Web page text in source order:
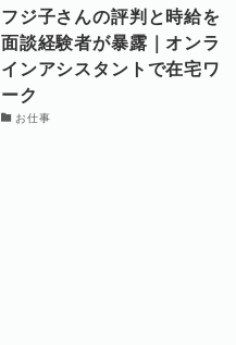
フジ子さんの評判と時給を
面談経験者が暴露｜オンラ
インアシスタントで在宅ワ
ーク
お仕事